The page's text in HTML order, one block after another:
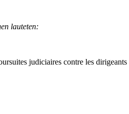
lauteten:
judiciaires contre les